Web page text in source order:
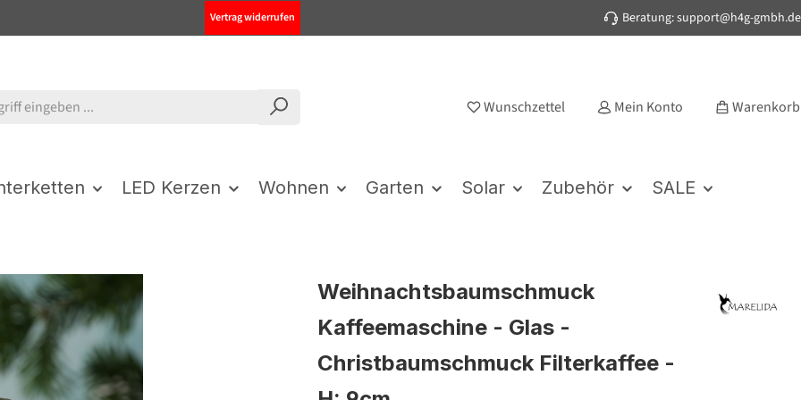
Vertrag widerrufen Beratung: support@h4g-gmbh.de
Wunschzettel Mein Konto Warenkorb
LED Kerzen Wohnen Garten Solar Zubehör SALE
Weihnachtsbaumschmuck
Kaffeemaschine - Glas -
Christbaumschmuck Filterkaffee -